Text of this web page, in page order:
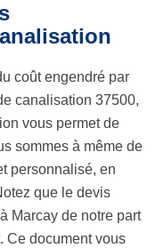
coût engendré par
canalisation 37500,
vous permet de
sommes à même de
personnalisé, en
que le devis
Marcay de notre part
Ce document vous